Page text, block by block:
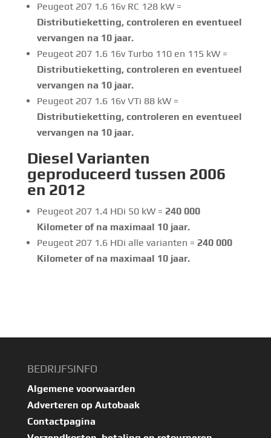
Peugeot 207 1.6 16v RC 128 kW =
Distributieketting, controleren en eventueel
vervangen na 10 jaar.
Peugeot 207 1.6 16v Turbo 110 en 115 kW =
Distributieketting, controleren en eventueel
vervangen na 10 jaar.
Peugeot 207 1.6 16v VTi 88 kW =
Distributieketting, controleren en eventueel
vervangen na 10 jaar.
Diesel Varianten
geproduceerd tussen 2006
en 2012
Peugeot 207 1.4 HDi 50 kW = 240 000
Kilometer of na maximaal 10 jaar.
Peugeot 207 1.6 HDi alle varianten = 240 000
Kilometer of na maximaal 10 jaar.
BEDRIJFSINFO
Algemene voorwaarden
Adverteren op Autobaak
Contactpagina